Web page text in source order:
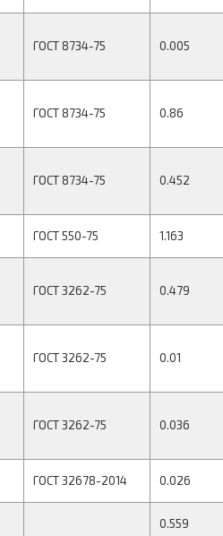
ГОСТ 8734-75 0.005
ГОСТ 8734-75 0.86
ГОСТ 8734-75 0.452
ГОСТ 550-75 1.163
ГОСТ 3262-75 0.479
ГОСТ 3262-75 0.01
ГОСТ 3262-75 0.036
ГОСТ 32678-2014 0.026
0.559